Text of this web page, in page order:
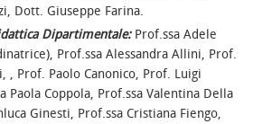
Dott. Giuseppe Farina.
Dipartimentale:Prof.ssa Adele
Prof.ssa Alessandra Allini, Prof.
, Prof. Paolo Canonico, Prof. Luigi
Paola Coppola, Prof.ssa Valentina Della
Ginesti, Prof.ssa Cristiana Fiengo,